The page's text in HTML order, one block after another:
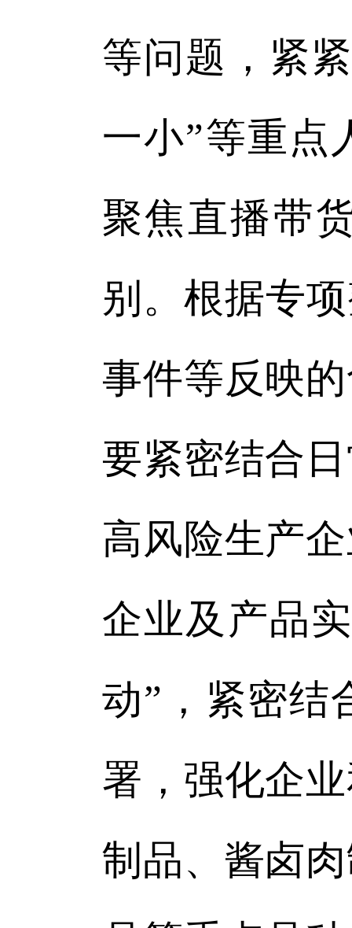
等问题，紧
一小”等重点
聚焦直播带
别。根据专
事件等反映
要紧密结合
高风险生产
企业及产品
动”，紧密结
署，强化企
制品、酱卤